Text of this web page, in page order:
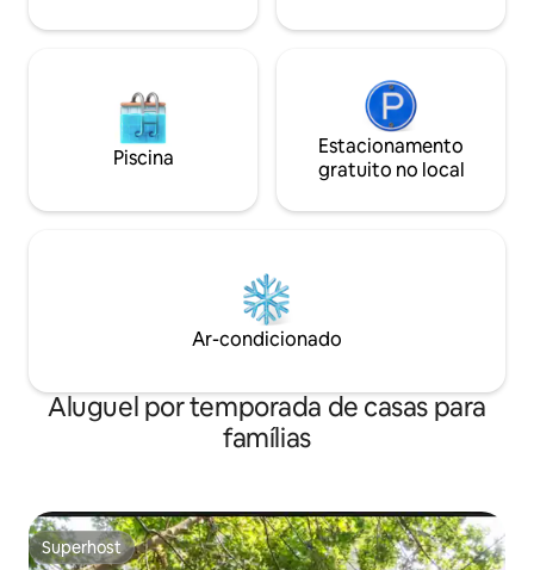
gerenciada desde 2022. Seja nosso
Piscina
Estacionamento
gratuito no local
Ar-condicionado
Aluguel por temporada de casas para
famílias
Superhost
Superhost